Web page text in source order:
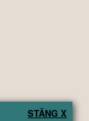
STÄNG X